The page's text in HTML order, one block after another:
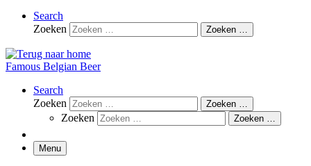
Search
Zoeken
Zoeken …
Famous Belgian Beer
Search
Zoeken
Zoeken …
Zoeken Zoeken …
Menu